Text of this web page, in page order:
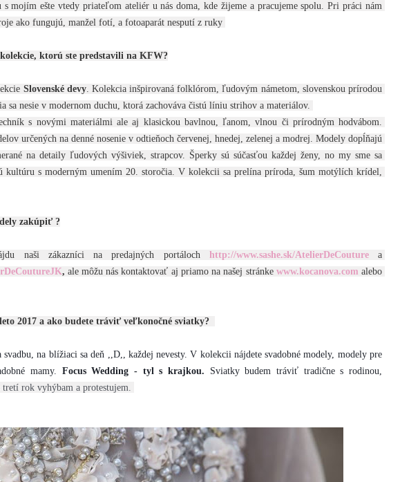
mojím ešte vtedy priateľom ateliér u nás doma, kde žijeme a pracujeme spolu. Pri práci nám
ako fungujú, manžel fotí, a fotoaparát nesputí z ruky
ktorú ste predstavili na KFW?
Slovenské devy. Kolekcia inšpirovaná folklórom, ľudovým námetom, slovenskou prírodou
sa nesie v modernom duchu, ktorá zachováva čistú líniu strihov a materiálov.
s novými materiálmi ale aj klasickou bavlnou, ľanom, vlnou či prírodným hodvábom.
určených na denné nosenie v odtieňoch červenej, hnedej, zelenej a modrej. Modely dopĺňajú
na detaily ľudových výšiviek, strapcov. Šperky sú súčasťou každej ženy, no my sme sa
s moderným umením 20. storočia. V kolekcii sa prelína príroda, šum motýlích krídel,
zakúpiť ?
naši zákazníci na predajných portáloch http://www.sashe.sk/AtelierDeCouture
, ale môžu nás kontaktovať aj priamo na našej stránke www.kocanova.com alebo
2017 a ako budete tráviť veľkonočné sviatky?
svadbu, na blížiaci sa deň ,,D,, každej nevesty. V kolekcii nájdete svadobné modely, modely pre
mamy. Focus Wedding - tyl s krajkou. Sviatky budem tráviť tradične s rodinou,
rok vyhýbam a protestujem.